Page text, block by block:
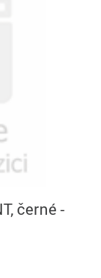
černé -